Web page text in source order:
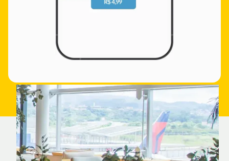
Quem é Nomad tem